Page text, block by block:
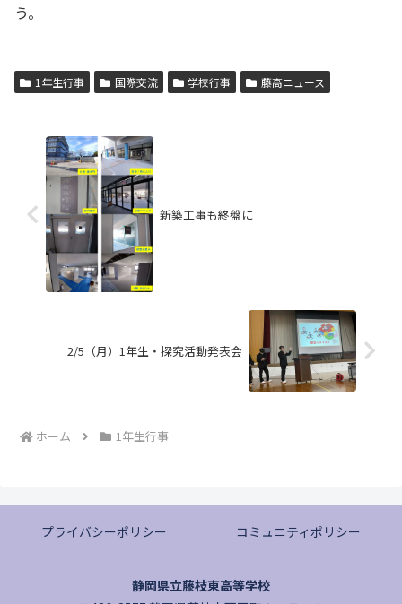
う。
1年生行事 国際交流 学校行事 藤高ニュース
新築工事も終盤に
2/5（月）1年生・探究活動発表会
ホーム 1年生行事
プライバシーポリシー コミュニティポリシー
静岡県立藤枝東高等学校